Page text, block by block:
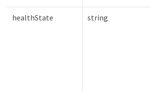
healthState string